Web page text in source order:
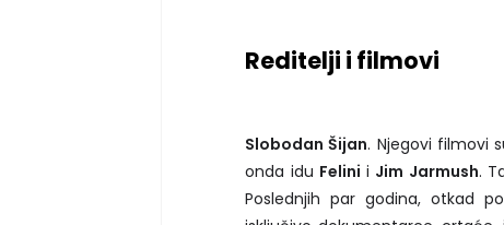
Reditelji i filmovi
Slobodan Šijan. Njegovi filmovi
onda idu Felini i Jim Jarmush.
Poslednjih par godina, otkad